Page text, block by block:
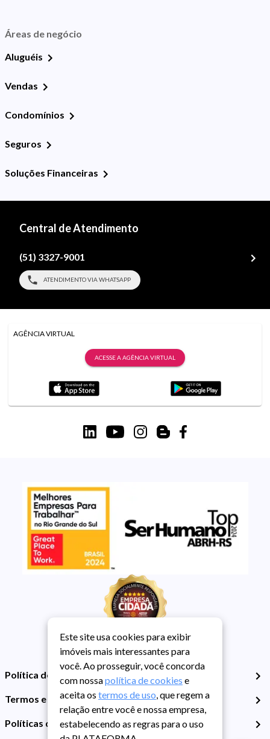
Áreas de negócio
Aluguéis
Vendas
Condomínios
Seguros
Soluções Financeiras
Central de Atendimento
(51) 3327-9001
ATENDIMENTO VIA WHATSAPP
AGÊNCIA VIRTUAL
ACESSE A AGÊNCIA VIRTUAL
Política de Privacidade
Termos e Condições de Uso
Políticas de Cookies
Este site usa cookies para exibir
imóveis mais interessantes para
você. Ao prosseguir, você concorda
com nossapolítica de cookies e
aceita os termos de uso, que regem a
relação entre você e nossa empresa,
estabelecendo as regras para o uso